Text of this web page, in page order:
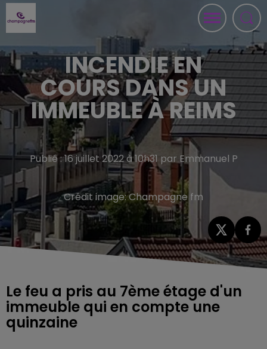
INCENDIE EN
COURS DANS UN
IMMEUBLE À REIMS
Publié : 16 juillet 2022 à 10h31 par Emmanuel P
Crédit image:Champagne fm
Le feu a pris au 7ème étage d'un
immeuble qui en compte une
quinzaine